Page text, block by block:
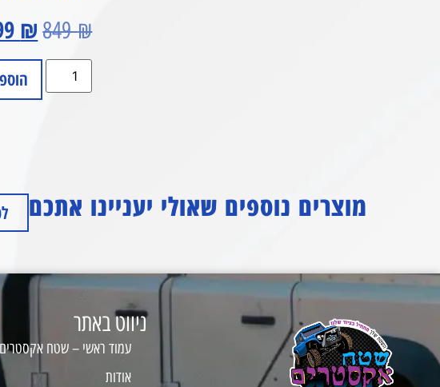
849₪
₪
מוצרים נוספים שאולי יעניינו אתכם
ניווט באתר
עמוד ראשי – שטח
אודות